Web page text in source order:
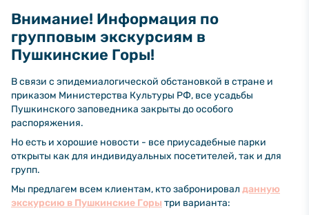
Внимание! Информация по
групповым экскурсиям в
Пушкинские Горы!
В связи с эпидемиалогической обстановкой в стране и
приказом Министерства Культуры РФ, все усадьбы
Пушкинского заповедника закрыты до особого
распоряжения.
Но есть и хорошие новости - все приусадебные парки
открыты как для индивидуальных посетителей, так и для
групп.
Мы предлагем всем клиентам, кто забронировал данную
экскурсию в Пушкинские Горы три варианта: